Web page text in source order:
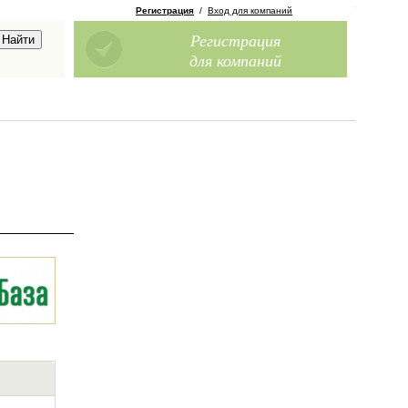
Регистрация / Вход для компаний
Регистрация
для компаний